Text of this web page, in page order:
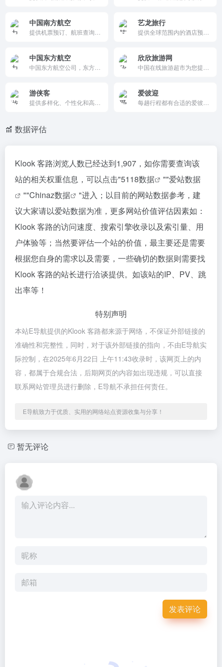
中国南方航空 艺龙旅行
中国东方航空 欣欣旅游网
游侠客 爱彼迎
数据评估
Klook 客路浏览人数已经达到1,907，如你需要查询该
站的相关权重信息，可以点击"5118数据 ""爱站数据
""Chinaz数据
"进入；以目前的网站数据参考，建
议大家请以爱站数据为准，更多网站价值评估因素如：
Klook 客路的访问速度、搜索引擎收录以及索引量、用
户体验等；当然要评估一个站的价值，最主要还是需要
根据您自身的需求以及需要，一些确切的数据则需要找
Klook 客路的站长进行洽谈提供。如该站的IP、PV、跳
出率等！
特别声明
本站E导航提供的Klook 客路都来源于网络，不保证外部链接的
准确性和完整性，同时，对于该外部链接的指向，不由E导航实
际控制，在2025年6月22日 上午11:43收录时，该网页上的内
容，都属于合规合法，后期网页的内容如出现违规，可以直接
联系网站管理员进行删除，E导航不承担任何责任。
E导航致力于优质、实用的网络站点资源收集与分享！
暂无评论
发表评论